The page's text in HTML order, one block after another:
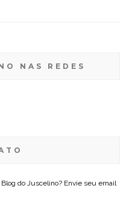
NAS REDES
do Juscelino? Envie seu email